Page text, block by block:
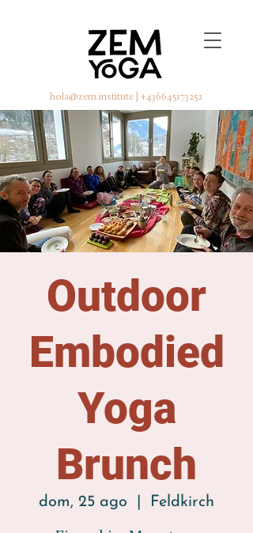
hola@zem.institute +436645173252
Outdoor
Embodied
Yoga
Brunch
dom, 25 ago Feldkirch